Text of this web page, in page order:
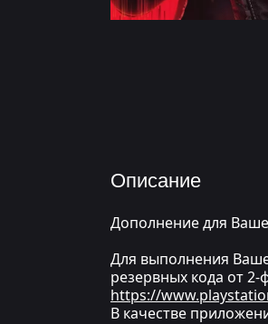
Описание
Дополнение для
Для выполнения
резервных кода от
https://
В качестве